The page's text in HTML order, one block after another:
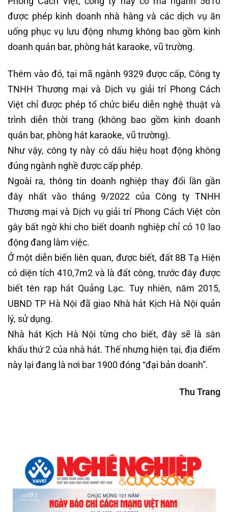
được phép kinh doanh nhà hàng và các dịch vụ ăn
uống phục vụ lưu động nhưng không bao gồm kinh
doanh quán bar, phòng hát karaoke, vũ trường.
Thêm vào đó, tại mã ngành 9329 được cấp, Công ty
TNHH Thương mại và Dịch vụ giải trí Phong Cách
Việt chỉ được phép tổ chức biểu diễn nghệ thuật và
trình diễn thời trang (không bao gồm kinh doanh
quán bar, phòng hát karaoke, vũ trường).
Như vậy, công ty này có dấu hiệu hoạt động không
đúng ngành nghề được cấp phép.
Ngoài ra, thông tin doanh nghiệp thay đổi lần gần
đây nhất vào tháng 9/2022 của Công ty TNHH
Thương mại và Dịch vụ giải trí Phong Cách Việt còn
gây bất ngờ khi cho biết doanh nghiệp chỉ có 10 lao
động đang làm việc.
Ở một diễn biến liên quan, được biết, đất 8B Tạ Hiện
có diện tích 410,7m2 và là đất công, trước đây được
biết tên rạp hát Quảng Lạc. Tuy nhiên, năm 2015,
UBND TP Hà Nội đã giao Nhà hát Kịch Hà Nội quản
lý, sử dụng.
Nhà hát Kịch Hà Nội từng cho biết, đây sẽ là sân
khấu thứ 2 của nhà hát. Thế nhưng hiện tại, địa điểm
này lại đang là nơi bar 1900 đóng “đại bản doanh”.
Thu Trang